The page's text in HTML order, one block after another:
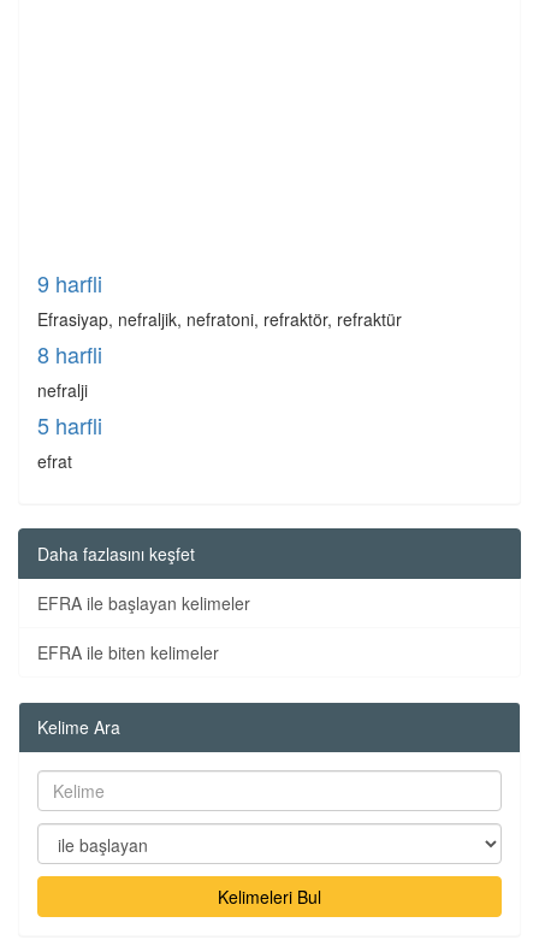
9 harfli
Efrasiyap, nefraljik, nefratoni, refraktör, refraktür
8 harfli
nefralji
5 harfli
efrat
Daha fazlasını keşfet
EFRA ile başlayan kelimeler
EFRA ile biten kelimeler
Kelime Ara
Kelimeleri Bul